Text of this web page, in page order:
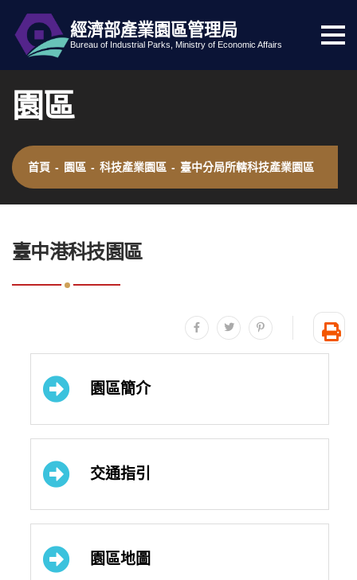
跳到主要內容
網站導覽
經濟部產業園區管理局
Bureau of Industrial Parks, Ministry of Economic Affairs
選
單
園區
首頁 - 園區 - 科技產業園區 - 臺中分局所轄科技產業園區
臺中港科技園區
分享至facebook
分享至twitter分享至plurk
友
園區簡介
交通指引
園區地圖